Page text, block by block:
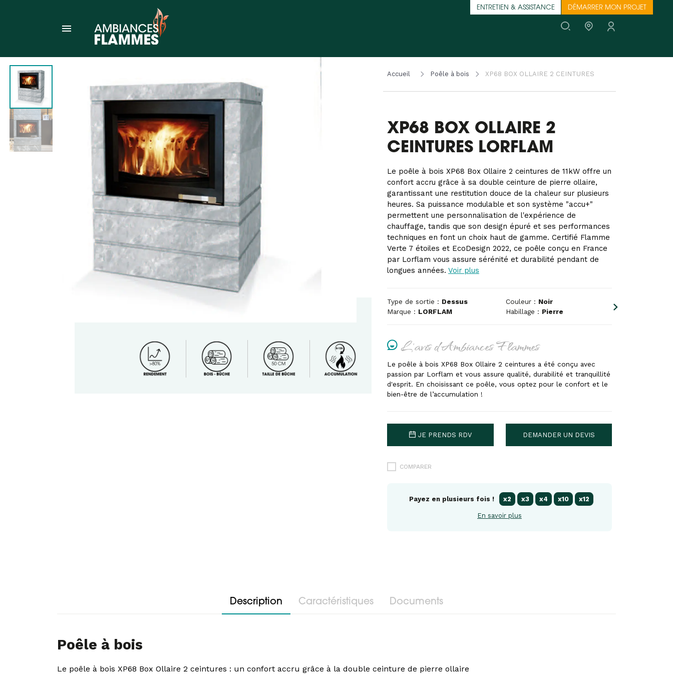
ENTRETIEN & ASSISTANCE DÉMARRER MON PROJET
Accueil Poêle à bois XP68 BOX OLLAIRE 2 CEINTURES
XP68 BOX OLLAIRE 2
CEINTURES LORFLAM
Le poêle à bois XP68 Box Ollaire 2 ceintures de 11kW offre un
confort accru grâce à sa double ceinture de pierre ollaire,
garantissant une restitution douce de la chaleur sur plusieurs
heures. Sa puissance modulable et son système "accu+"
permettent une personnalisation de l'expérience de
chauffage, tandis que son design épuré et ses performances
techniques en font un choix haut de gamme. Certifié Flamme
Verte 7 étoiles et EcoDesign 2022, ce poêle conçu en France
par Lorflam vous assure sérénité et durabilité pendant de
longues années. Voir plus
Type de sortie : Dessus
Marque : LORFLAM
Couleur : Noir
Habillage : Pierre
L'avis d'Ambiances Flammes
Le poêle à bois XP68 Box Ollaire 2 ceintures a été conçu avec
passion par Lorflam et vous assure qualité, durabilité et tranquillité
d'esprit. En choisissant ce poêle, vous optez pour le confort et le
bien-être de l’accumulation !
JE PRENDS RDV DEMANDER UN DEVIS
COMPARER
Payez en plusieurs fois ! x2 x3 x4 x10 x12
En savoir plus
Description Caractéristiques Documents
Poêle à bois
Le poêle à bois XP68 Box Ollaire 2 ceintures : un confort accru grâce à la double ceinture de pierre ollaire